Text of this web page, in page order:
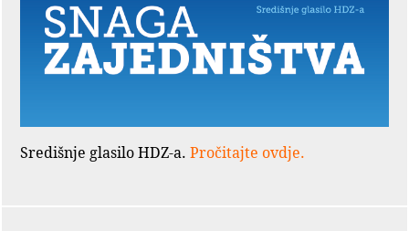
Središnje glasilo HDZ-a. Pročitajte ovdje.